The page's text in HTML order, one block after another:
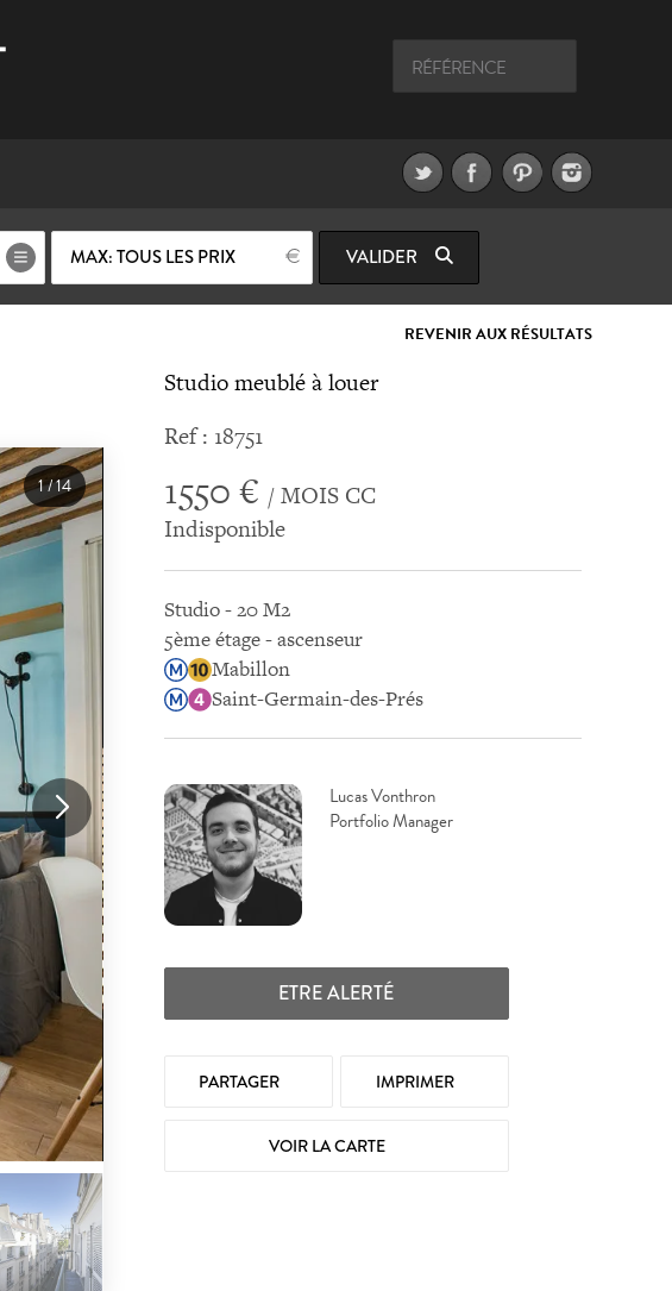
MAX: TOUS LES PRIX VALIDER
REVENIR AUX RÉSULTATS
1/14
Studio meublé à louer
Ref : 18751
1550 € / MOIS CC
Indisponible
Studio - 20 M2
5ème étage - ascenseur
Mabillon
Saint-Germain-des-Prés
Lucas Vonthron
Portfolio Manager
ETRE ALERTÉ
PARTAGER IMPRIMER
VOIR LA CARTE